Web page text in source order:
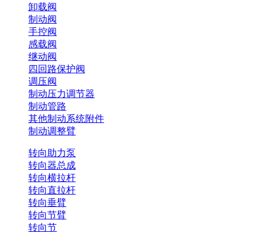
卸载阀
制动阀
手控阀
感载阀
继动阀
四回路保护阀
调压阀
制动压力调节器
制动管路
其他制动系统附件
制动调整臂
转向助力泵
转向器总成
转向横拉杆
转向直拉杆
转向垂臂
转向节臂
转向节